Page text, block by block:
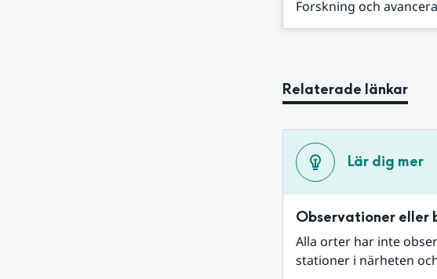
Forskning och
Relaterade länkar
Lär dig mer
Observationer eller
Alla orter har inte
stationer i närheten